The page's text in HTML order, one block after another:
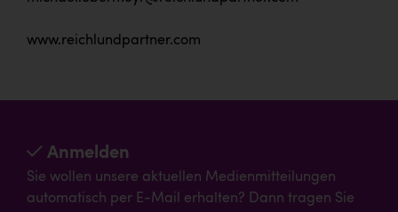
www.reichlundpartner.com
Anmelden
Sie wollen unsere aktuellen Medienmitteilungen
automatisch per E-Mail erhalten? Dann tragen Sie